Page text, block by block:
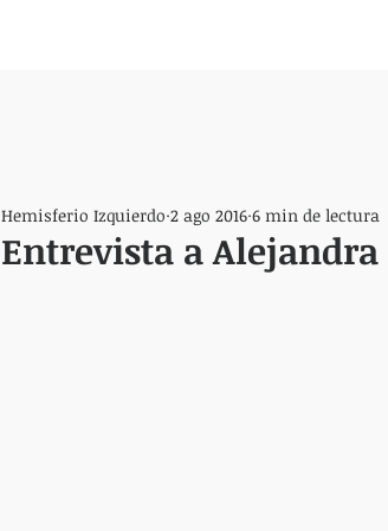
Entrevista a Alejandra
Hemisferio Izquierdo 2 ago 2016 6 min de lectura